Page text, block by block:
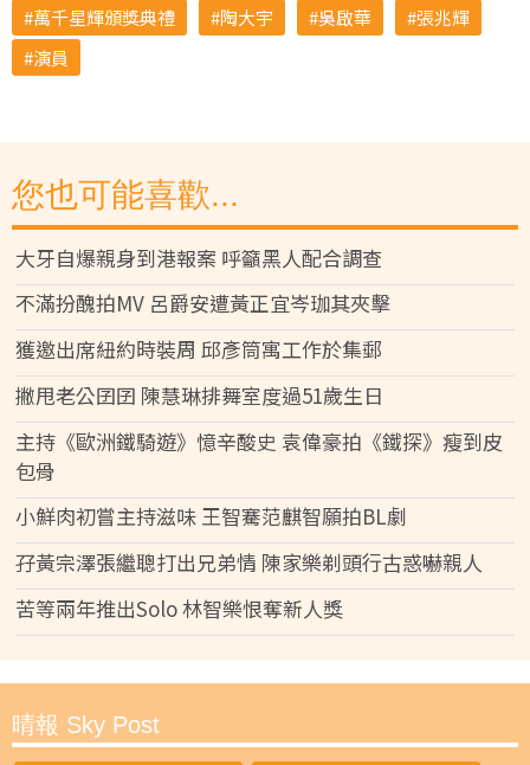
萬千星輝頒獎典禮
陶大宇 吳啟華
張兆輝
演員
您也可能喜歡...
大牙自爆親身到港報案 呼籲黑人配合調查
不滿扮醜拍MV 呂爵安遭黃正宜岑珈其夾擊
獲邀出席紐約時裝周 邱彥筒寓工作於集郵
撇甩老公囝囝 陳慧琳排舞室度過51歲生日
主持《歐洲鐵騎遊》憶辛酸史 袁偉豪拍《鐵探》瘦到皮
包骨
小鮮肉初嘗主持滋味 王智騫范麒智願拍BL劇
孖黃宗澤張繼聰打出兄弟情 陳家樂剃頭行古惑嚇親人
苦等兩年推出Solo 林智樂恨奪新人獎
晴報 Sky Post